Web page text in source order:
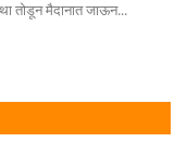
तोडून मैदानात जाऊन...